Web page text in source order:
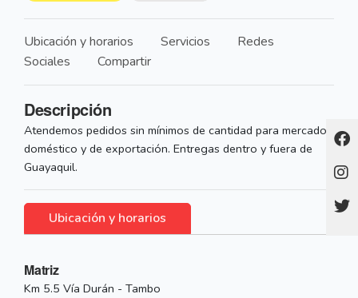
Ubicación y horarios Servicios
Redes
Sociales
Compartir
Descripción
Atendemos pedidos sin mínimos de cantidad para mercado
doméstico y de exportación. Entregas dentro y fuera de
Guayaquil.
Ubicación y horarios
Matriz
Km 5.5 Vía Durán - Tambo